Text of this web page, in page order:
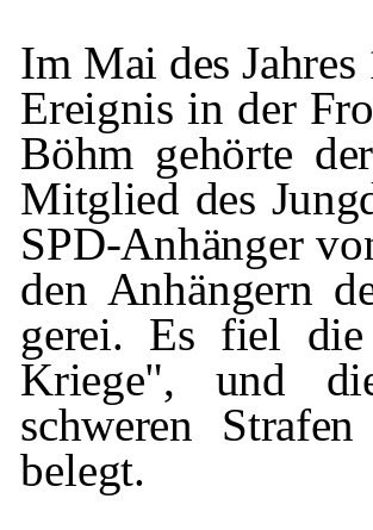
Im Mai des
Ereignis in der
Böhm gehörte
Mitglied des
SPD-Anhänger
den Anhängern
gerei. Es fiel
Kriege", und
schweren
belegt.